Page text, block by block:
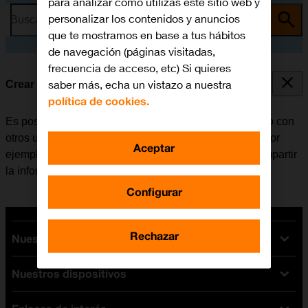
Busca por problema o tema
Crear un póster de contacto
Es posible crear un póster de contacto para compartirlo con
otros usuarios de Apple en los que seas su contacto, por
ejemplo, al efectuar llamadas, enviar iMessages o compartir
la información de contacto a través de NameDrop.
Nuestras tarifas
Tarifas Orange
Tarifas fibra y móvil
Nuestros dispositivos
personalizar los contenidos y anuncios
que te mostramos en base a tus hábitos
de navegación (páginas visitadas,
frecuencia de acceso, etc) Si quieres
saber más, echa un vistazo a nuestra
política de cookies.
Configurar
Rechazar
Aceptar